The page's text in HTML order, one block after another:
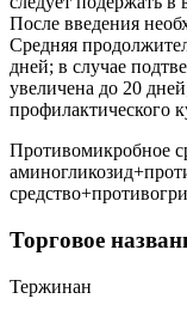
После введения
Средняя
дней; в случае
увеличена до 20
профилактического
Противомикробное
Торговое
Тержинан